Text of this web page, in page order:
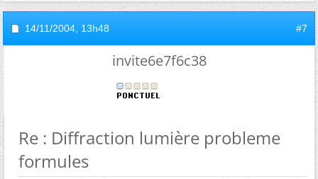
14/11/2004, 13h48 #7
invite6e7f6c38
Re : Diffraction lumière probleme
formules